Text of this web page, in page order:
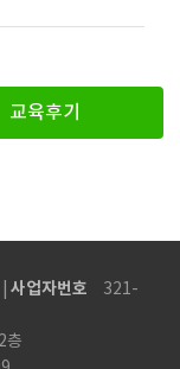
교육후기
사업자번호
321-
층